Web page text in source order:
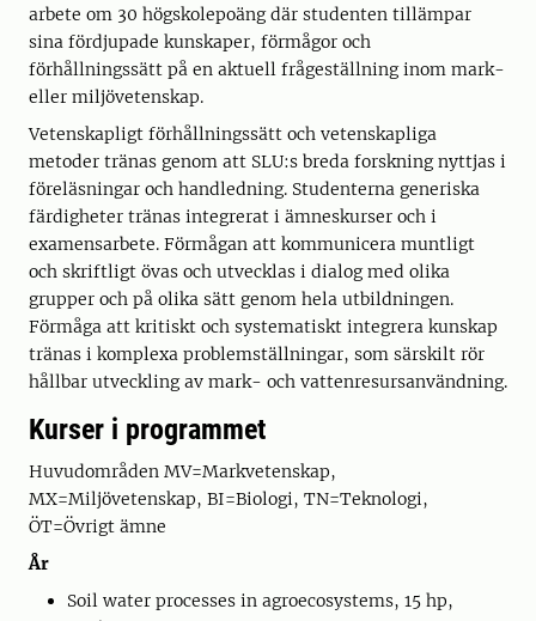
arbete om 30 högskolepoäng där studenten tillämpar
sina fördjupade kunskaper, förmågor och
förhållningssätt på en aktuell frågeställning inom mark-
eller miljövetenskap.
Vetenskapligt förhållningssätt och vetenskapliga
metoder tränas genom att SLU:s breda forskning nyttjas i
föreläsningar och handledning. Studenterna generiska
färdigheter tränas integrerat i ämneskurser och i
examensarbete. Förmågan att kommunicera muntligt
och skriftligt övas och utvecklas i dialog med olika
grupper och på olika sätt genom hela utbildningen.
Förmåga att kritiskt och systematiskt integrera kunskap
tränas i komplexa problemställningar, som särskilt rör
hållbar utveckling av mark- och vattenresursanvändning.
Kurser i programmet
Huvudområden MV=Markvetenskap,
MX=Miljövetenskap, BI=Biologi, TN=Teknologi,
ÖT=Övrigt ämne
År
Soil water processes in agroecosystems, 15 hp,